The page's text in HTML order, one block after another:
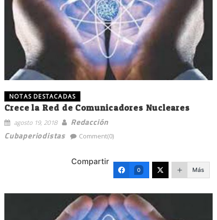
NOTAS DESTACADAS
Crece la Red de Comunicadores Nucleares
agosto 19, 2018
Redacción
Cubaperiodistas
Comment(0)
Compartir
0 Más